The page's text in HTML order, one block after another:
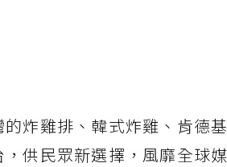
的炸雞排、韓式炸雞、肯德
供民眾新選擇，風靡全球